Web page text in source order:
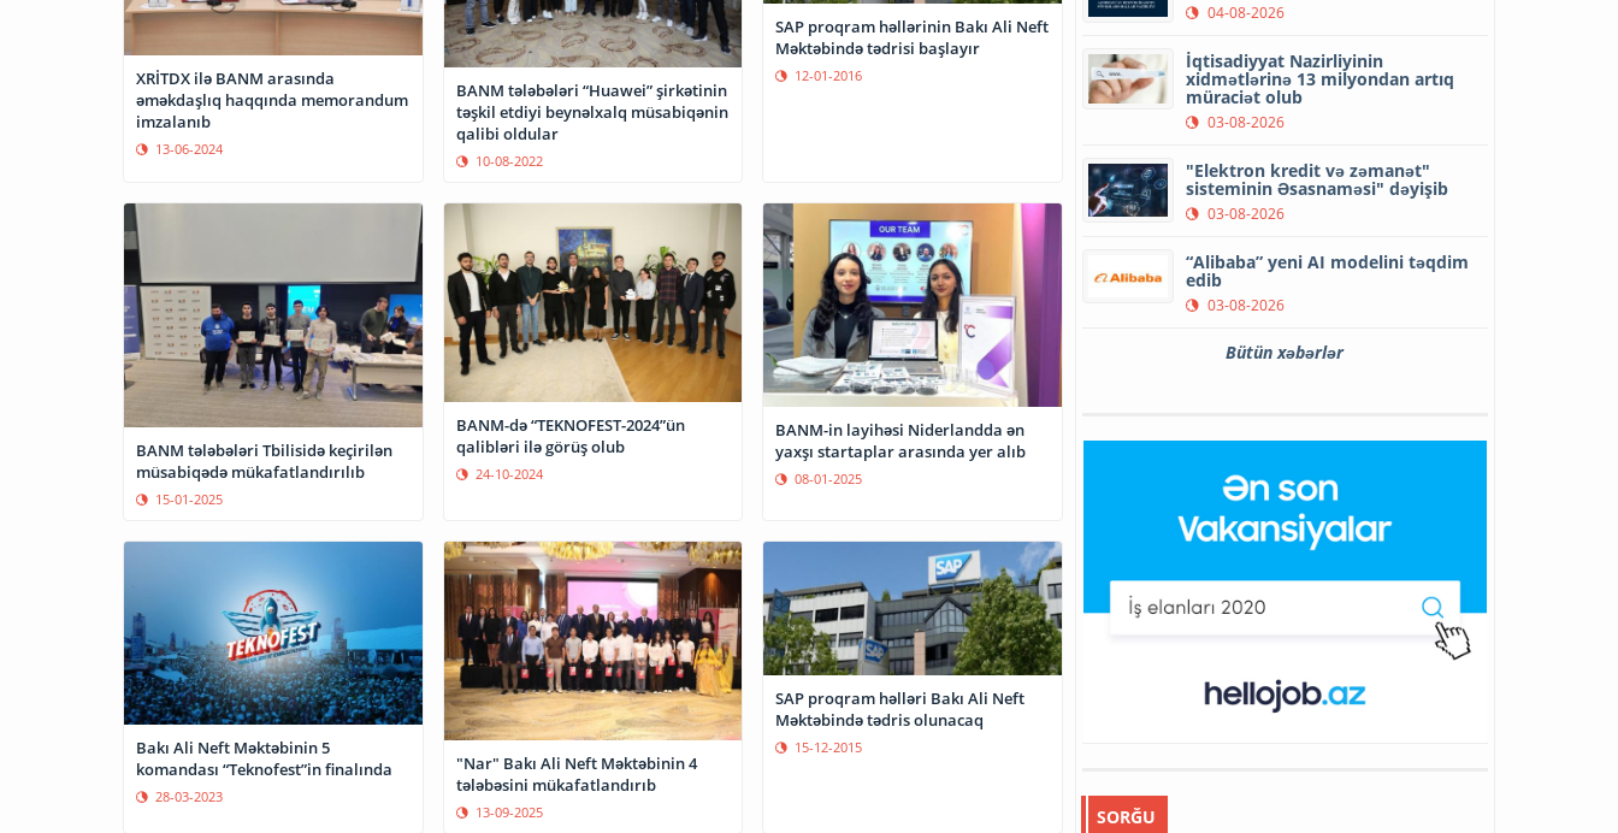
XRİTDX ilə BANM arasında
əməkdaşlıq haqqında memorandum
imzalanıb
13-06-2024
BANM tələbələri “Huawei” şirkətinin
təşkil etdiyi beynəlxalq müsabiqənin
qalibi oldular
10-08-2022
SAP proqram həllərinin Bakı Ali Neft
Məktəbində tədrisi başlayır
12-01-2016
BANM tələbələri Tbilisidə keçirilən
müsabiqədə mükafatlandırılıb
15-01-2025
BANM-də “TEKNOFEST-2024”ün
qalibləri ilə görüş olub
24-10-2024
BANM-in layihəsi Niderlandda ən
yaxşı startaplar arasında yer alıb
08-01-2025
Bakı Ali Neft Məktəbinin 5
komandası “Teknofest”in finalında
28-03-2023
"Nar" Bakı Ali Neft Məktəbinin 4
tələbəsini mükafatlandırıb
13-09-2025
SAP proqram həlləri Bakı Ali Neft
Məktəbində tədris olunacaq
15-12-2015
04-08-2026
İqtisadiyyat Nazirliyinin
xidmətlərinə 13 milyondan artıq
müraciət olub
03-08-2026
"Elektron kredit və zəmanət"
sisteminin Əsasnaməsi" dəyişib
03-08-2026
“Alibaba” yeni AI modelini təqdim
edib
03-08-2026
Bütün xəbərlər
SORĞU